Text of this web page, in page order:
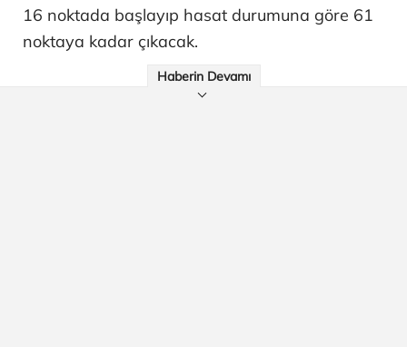
16 noktada başlayıp hasat durumuna göre 61
noktaya kadar çıkacak.
Haberin Devamı